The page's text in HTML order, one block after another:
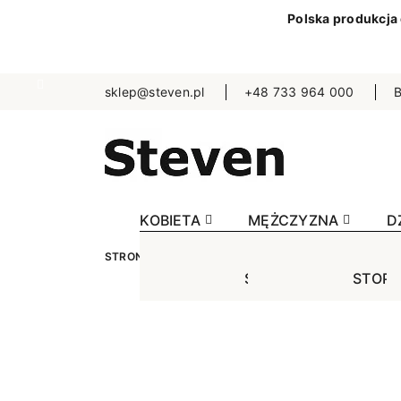
Polska produkcja
sklep@steven.pl +48 733 964 000
KOBIETA
STOPKI
MĘŻCZYZNA
STOPKI
STRONA GŁÓWNA